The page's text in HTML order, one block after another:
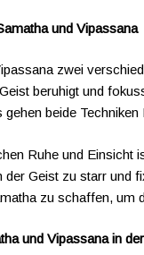
und Vipassana
zwei
beruhigt und
beide
Ruhe und Einsicht
der Geist zu starr und
zu schaffen, um
und Vipassana in